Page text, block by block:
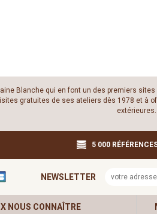
Blanche qui en font un des premiers
gratuites de ses ateliers dès 1978 et à
extérieures.
5 000
NEWSLETTER
NOUS CONNAÎTRE